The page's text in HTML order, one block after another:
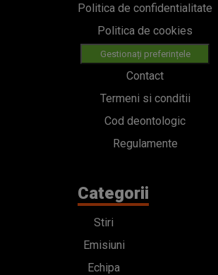
Politica de confidentialitate
Politica de cookies
Gestionați preferințele
Contact
Termeni si conditii
Cod deontologic
Regulamente
Categorii
Stiri
Emisiuni
Echipa